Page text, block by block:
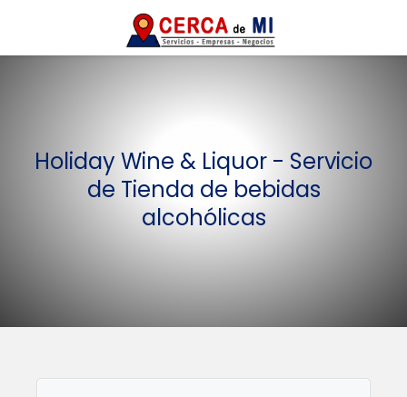
Holiday Wine & Liquor - Servicio
de Tienda de bebidas
alcohólicas